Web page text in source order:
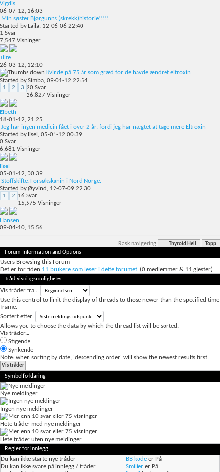
Vigdis
06-07-12, 16:03
Min søster Bjørgunns (skrekk)historie!!!!!
Started by Lajla, 12-06-06 22:40
1 Svar
7,547 Visninger
Tilte
26-03-12, 12:10
Kvinde på 75 år som græd for de havde ændret eltroxin
Started by Simba, 09-01-12 22:54
1
2 3 20 Svar
26,827 Visninger
Elbeth
18-01-12, 21:25
Jeg har ingen medicin fået i over 2 år, fordi jeg har nægtet at tage mere Eltroxin
Started by lisel , 05-01-12 00:39
0 Svar
6,681 Visninger
lisel
05-01-12, 00:39
Stoffskifte. Forsøkskanin i Nord Norge.
Started by Øyvind , 12-07-09 22:30
1
2 16 Svar
15,575 Visninger
Hansen
09-04-10, 15:56
Rask navigering Thyroid Hell Topp
Forum Information and Options
Users Browsing this Forum
Det er for tiden 11 brukere som leser i dette forumet. (0 medlemmer & 11 gjester)
Tråd visningsmuligheter
Vis tråder fra...
Use this control to limit the display of threads to those newer than the specified time
frame.
Sortert etter:
Allows you to choose the data by which the thread list will be sorted.
Vis tråder...
Stigende
Synkende
Note: when sorting by date, 'descending order' will show the newest results first.
Symbolforklaring
Nye meldinger
Ingen nye meldinger
Hete tråder med nye meldinger
Hete tråder uten nye meldinger
Regler for innlegg
Du kan ikke starte nye tråder
Du kan ikke svare på innlegg / tråder
BB kode er På
Smilier er På